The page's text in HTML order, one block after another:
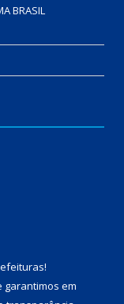
BRASIL
!
garantimos em